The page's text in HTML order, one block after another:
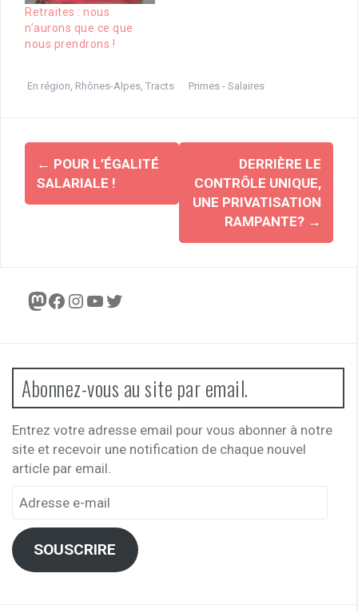
Retraites : nous
n’aurons que ce que
nous prendrons !
En région Rhônes-Alpes Tracts Primes - Salaires
Navigation
d'article
← POUR L’ÉGALITÉ
SALARIALE !
DERRIÈRE LE
CONTRÔLE UNIQUE,
UNE PRIVATISATION
RAMPANTE? →
Mastodon
Facebook
Instagram
YouTube
Twitter
Abonnez-vous au site par email.
Entrez votre adresse email pour vous abonner à notre
site et recevoir une notification de chaque nouvel
article par email.
Adresse
mail
SOUSCRIRE